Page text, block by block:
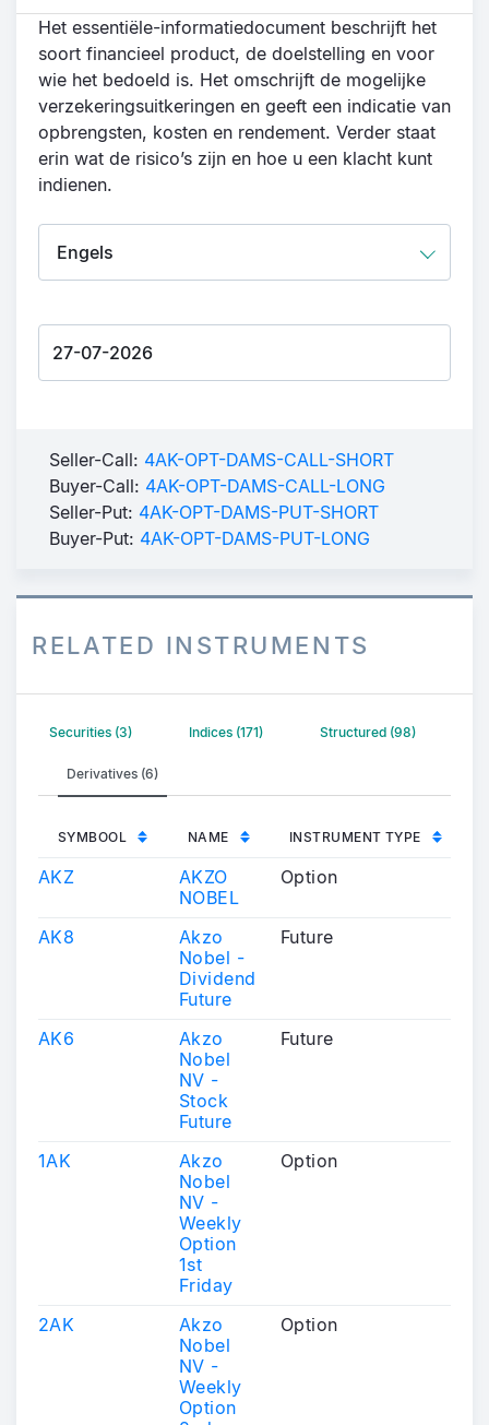
Het essentiële-informatiedocument beschrijft het
soort financieel product, de doelstelling en voor
wie het bedoeld is. Het omschrijft de mogelijke
verzekeringsuitkeringen en geeft een indicatie van
opbrengsten, kosten en rendement. Verder staat
erin wat de risico’s zijn en hoe u een klacht kunt
indienen.
Seller-Call: 4AK-OPT-DAMS-CALL-SHORT
Buyer-Call: 4AK-OPT-DAMS-CALL-LONG
Seller-Put: 4AK-OPT-DAMS-PUT-SHORT
Buyer-Put: 4AK-OPT-DAMS-PUT-LONG
RELATED INSTRUMENTS
Securities (3) Indices (171) Structured (98)
Derivatives (6)
SYMBOOL NAME INSTRUMENT TYPE
AKZ
AKZO
NOBEL
Option
AK8
Akzo
Nobel -
Dividend
Future
Future
AK6
Akzo
Nobel
NV -
Stock
Future
Future
1AK
Akzo
Nobel
NV -
Weekly
Option
1st
Friday
Option
2AK
Akzo
Nobel
NV -
Weekly
Option
Option